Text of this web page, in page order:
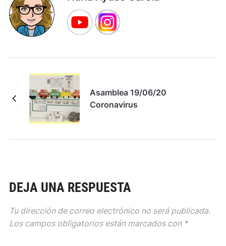
Asamblea 19/06/20
Coronavirus
DEJA UNA RESPUESTA
Tu dirección de correo electrónico no será publicada.
Los campos obligatorios están marcados con *